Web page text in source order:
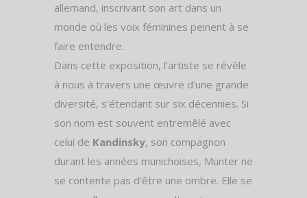
allemand, inscrivant son art dans un
monde où les voix féminines peinent à se
faire entendre.
Dans cette exposition, l’artiste se révèle
à nous à travers une œuvre d’une grande
diversité, s’étendant sur six décennies. Si
son nom est souvent entremêlé avec
celui de Kandinsky, son compagnon
durant les années munichoises, Münter ne
se contente pas d’être une ombre. Elle se